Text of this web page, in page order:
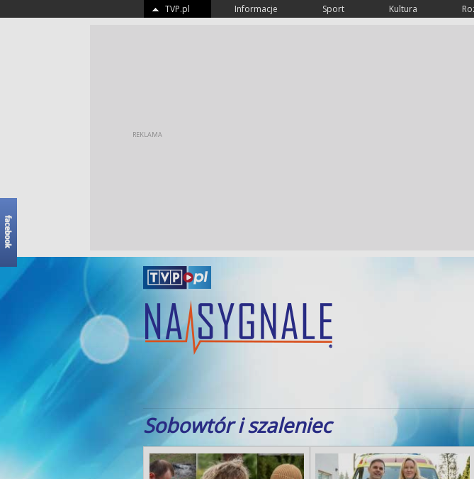
TVP.pl Informacje Sport Kultura
Sobowtór i szaleniec